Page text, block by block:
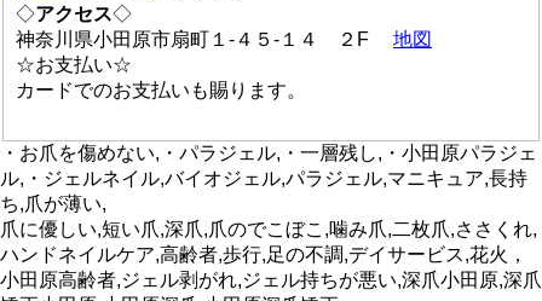
◇アクセス◇
神奈川県小田原市扇町１-４５-１４ ２F 地図
☆お支払い☆
カードでのお支払いも賜ります。
・お爪を傷めない,・パラジェル,・一層残し,・小田原パラジェ
ル,・ジェルネイル,バイオジェル,パラジェル,マニキュア,長持
ち,爪が薄い,
爪に優しい,短い爪,深爪,爪のでこぼこ,噛み爪,二枚爪,ささくれ,
ハンドネイルケア,高齢者,歩行,足の不調,デイサービス,花火，
小田原高齢者,ジェル剥がれ,ジェル持ちが悪い,深爪小田原,深爪